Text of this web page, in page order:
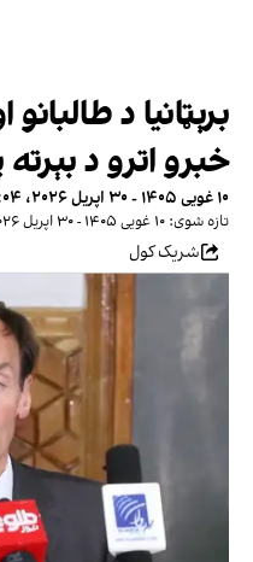
برېټانیا د
خبرو اترو د
۱۰ غویی ۱۴۰۵ - ۳۰ اپریل ۲۰۲۶، ۱۴:۰۴ GMT+۱
تازه شوی: ۱۰ غویی ۱۴۰۵ - ۳۰ اپریل ۲۰۲۶، ۱۶:۲۳ GMT+۱
شریک کول